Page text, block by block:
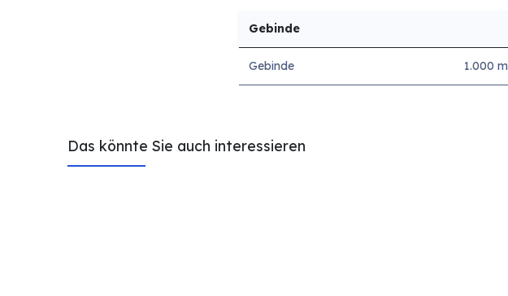
Gebinde
Gebinde 1.000 ml
Das könnte Sie auch interessieren